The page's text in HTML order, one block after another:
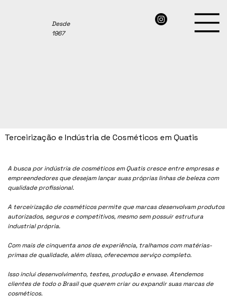
Desde
1967
A busca por indústria de cosméticos em Quatis cresce entre empresas e
empreendedores que desejam lançar suas próprias linhas de beleza com
qualidade profissional.
A terceirização de cosméticos permite que marcas desenvolvam produtos
autorizados, seguros e competitivos, mesmo sem possuir estrutura
industrial própria.
Com mais de cinquenta anos de experiência, tralhamos com matérias-
primas de qualidade, além disso, oferecemos serviço completo.
Isso inclui desenvolvimento, testes, produção e envase. Atendemos
clientes de todo o Brasil que querem criar ou expandir suas marcas de
cosméticos.
Terceirização e Indústria de Cosméticos em Quatis